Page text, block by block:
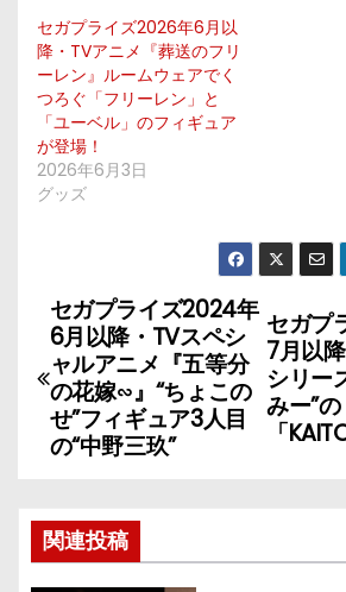
セガプライズ2026年6月以
降・TVアニメ『葬送のフリ
ーレン』ルームウェアでく
つろぐ「フリーレン」と
「ユーベル」のフィギュア
が登場！
2026年6月3日
グッズ
投
稿
ナ
ビ
ゲ
ー
セガプ
7月以
シリー
みー”
「
セガプライズ2024年
6月以降・TVスペシ
ャルアニメ『五等分
の花嫁∽』“ちょこの
せ”フィギュア3人目
の“中野三玖”
関連投稿